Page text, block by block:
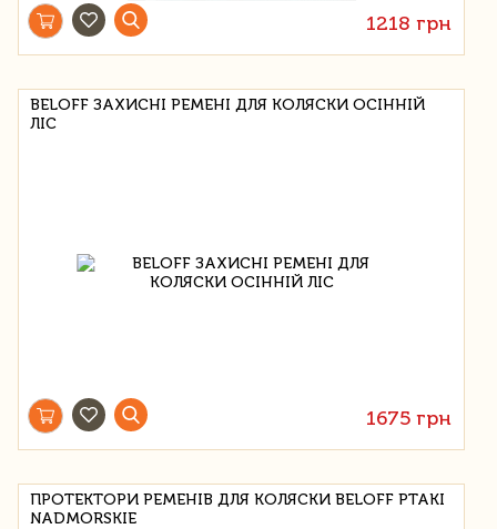
1218 грн
BELOFF ЗАХИСНІ РЕМЕНІ ДЛЯ КОЛЯСКИ ОСІННІЙ
ЛІС
1675 грн
ПРОТЕКТОРИ РЕМЕНІВ ДЛЯ КОЛЯСКИ BELOFF PTAKI
NADMORSKIE